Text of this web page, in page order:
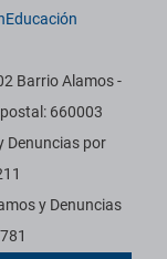
Barrio Alamos -
660003
Denuncias por
y Denuncias